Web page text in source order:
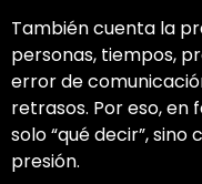
También cuenta la
personas, tiempos,
error de
retrasos. Por eso,
solo “qué decir”,
presión.